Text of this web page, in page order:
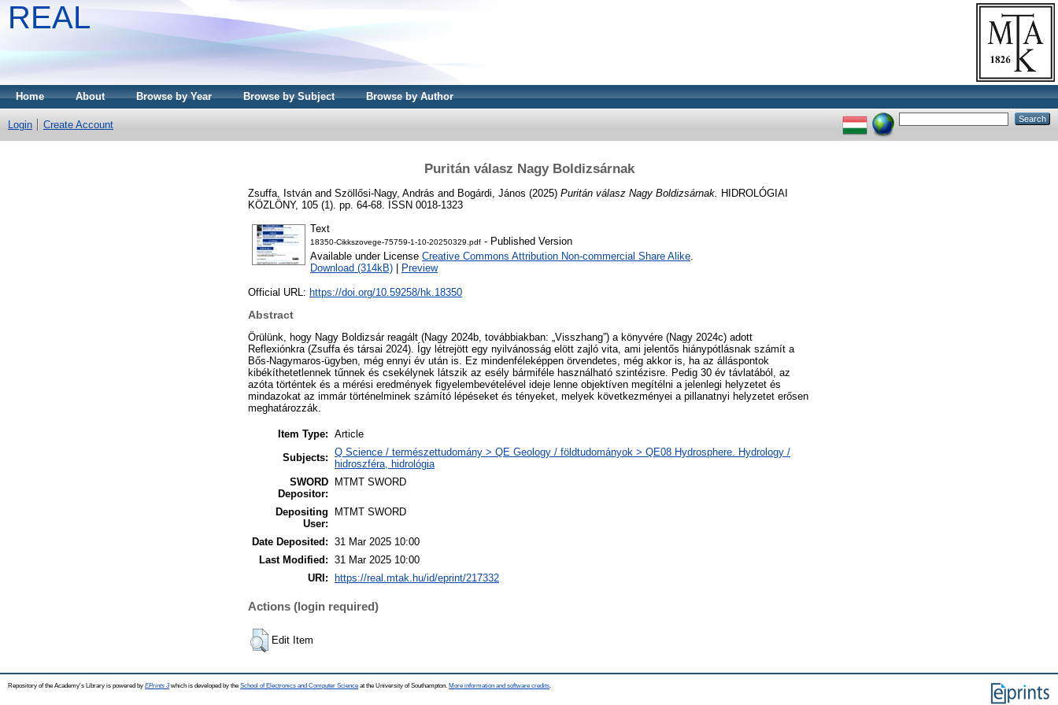
REAL
Home About Browse by Year Browse by Subject Browse by Author
Login Create Account
Puritán válasz Nagy Boldizsárnak
Zsuffa, István and Szöllősi-Nagy, András and Bogárdi, János (2025) Puritán válasz Nagy Boldizsárnak. HIDROLÓGIAI
KÖZLÖNY, 105 (1). pp. 64-68. ISSN 0018-1323
Text
18350-Cikkszovege-75759-1-10-20250329.pdf - Published Version
Available under License Creative Commons Attribution Non-commercial Share Alike.
Download (314kB)
Preview
Official URL: https://doi.org/10.59258/hk.18350
Abstract
Örülünk, hogy Nagy Boldizsár reagált (Nagy 2024b, továbbiakban: „Visszhang”) a könyvére (Nagy 2024c) adott
Reflexiónkra (Zsuffa és társai 2024). Így létrejött egy nyilvánosság elött zajló vita, ami jelentős hiánypótlásnak számít a
Bős-Nagymaros-ügyben, még ennyi év után is. Ez mindenféleképpen örvendetes, még akkor is, ha az álláspontok
kibékíthetetlennek tűnnek és csekélynek látszik az esély bármiféle használható szintézisre. Pedig 30 év távlatából, az
azóta történtek és a mérési eredmények figyelembevételével ideje lenne objektíven megítélni a jelenlegi helyzetet és
mindazokat az immár történelminek számító lépéseket és tényeket, melyek következményei a pillanatnyi helyzetet erősen
meghatározzák.
Item Type: Article
Subjects: Q Science / természettudomány > QE Geology / földtudományok > QE08 Hydrosphere. Hydrology /
hidroszféra, hidrológia
SWORD
Depositor:
MTMT SWORD
Depositing
User:
MTMT SWORD
Date Deposited: 31 Mar 2025 10:00
Last Modified: 31 Mar 2025 10:00
URI:
https://real.mtak.hu/id/eprint/217332
Actions (login required)
Edit Item
Repository of the Academy's Library is powered by EPrints 3which is developed by the School of Electronics and Computer Science at the University of Southampton. More information and software credits